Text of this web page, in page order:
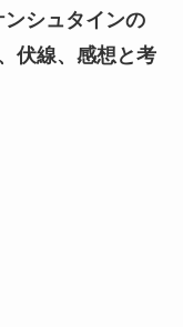
シュタインの
伏線、感想と考